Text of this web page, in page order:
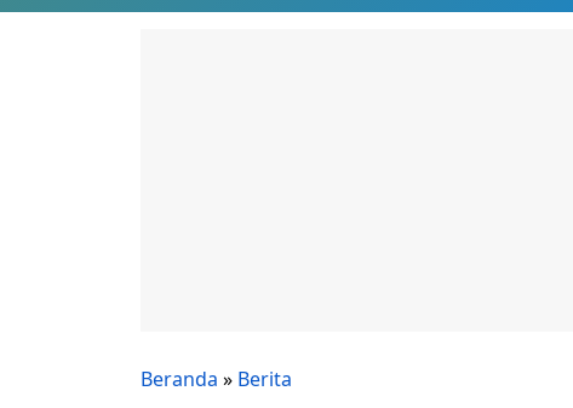
Beranda » Berita